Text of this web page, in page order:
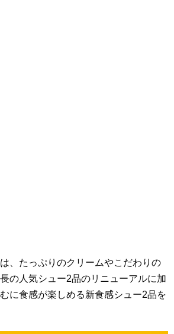
、たっぷりのクリームやこだわりの
の人気シュー2品のリニューアルに加
に食感が楽しめる新食感シュー2品を